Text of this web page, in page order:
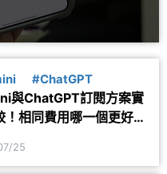
#ChatGPT
與ChatGPT訂閱方案實
！相同費用哪一個更好
25